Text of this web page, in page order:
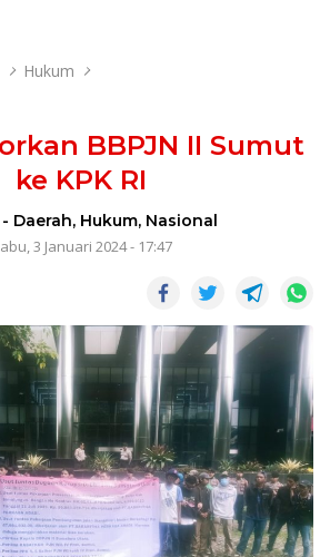
Hukum
BBPJN II Sumut
ke KPK RI
- Daerah, Hukum, Nasional
3 Januari 2024 - 17:47